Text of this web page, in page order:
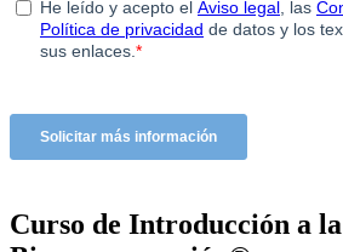
Curso de Introducción a la